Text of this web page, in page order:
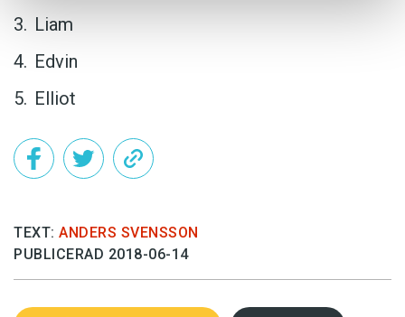
Liam
Edvin
Elliot
TEXT: ANDERS SVENSSON
PUBLICERAD 2018-06-14